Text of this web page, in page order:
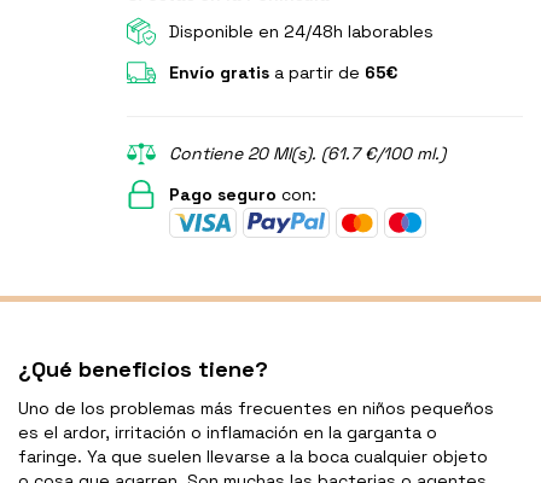
Disponible en 24/48h laborables
Envío gratisa partir de 65€
Contiene 20 Ml(s). (61.7 €/100 ml.)
Pago seguro con:
¿Qué beneficios tiene?
Uno de los problemas más frecuentes en niños pequeños
es el ardor, irritación o inflamación en la garganta o
faringe. Ya que suelen llevarse a la boca cualquier objeto